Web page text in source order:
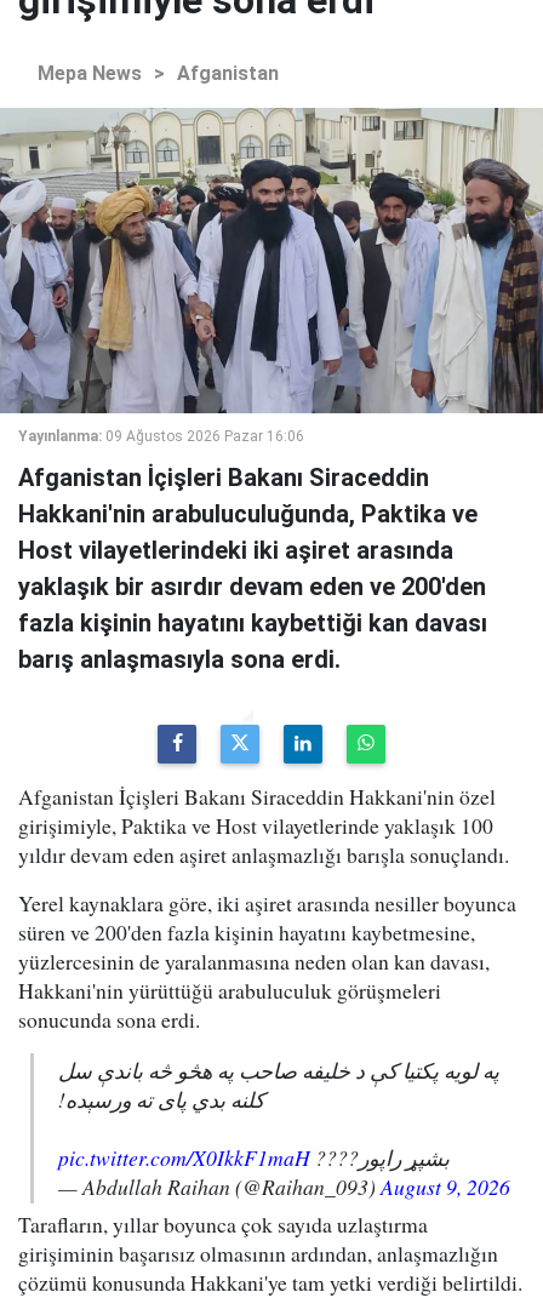
Mepa News > Afganistan
Yayınlanma: 09 Ağustos 2026 Pazar 16:06
Afganistan İçişleri Bakanı Siraceddin
Hakkani'nin arabuluculuğunda, Paktika ve
Host vilayetlerindeki iki aşiret arasında
yaklaşık bir asırdır devam eden ve 200'den
fazla kişinin hayatını kaybettiği kan davası
barış anlaşmasıyla sona erdi.
Afganistan İçişleri Bakanı Siraceddin Hakkani'nin özel
girişimiyle, Paktika ve Host vilayetlerinde yaklaşık 100
yıldır devam eden aşiret anlaşmazlığı barışla sonuçlandı.
Yerel kaynaklara göre, iki aşiret arasında nesiller boyunca
süren ve 200'den fazla kişinin hayatını kaybetmesine,
yüzlercesinin de yaralanmasına neden olan kan davası,
Hakkani'nin yürüttüğü arabuluculuk görüşmeleri
sonucunda sona erdi.
په لویه پکتیا کې د خلیفه صاحب په هڅو څه باندې سل
کلنه بدي پای ته ورسېده!
بشپړ راپور????pic.twitter.com/X0IkkF1maH
— Abdullah Raihan (@Raihan_093)August 9, 2026
Tarafların, yıllar boyunca çok sayıda uzlaştırma
girişiminin başarısız olmasının ardından, anlaşmazlığın
çözümü konusunda Hakkani'ye tam yetki verdiği belirtildi.